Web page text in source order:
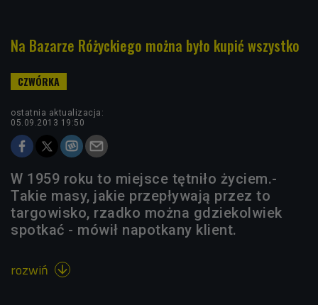
Na Bazarze Różyckiego można było kupić wszystko
ostatnia aktualizacja:
05.09.2013 19:50
W 1959 roku to miejsce tętniło życiem.-
Takie masy, jakie przepływają przez to
targowisko, rzadko można gdziekolwiek
spotkać - mówił napotkany klient.
rozwiń 